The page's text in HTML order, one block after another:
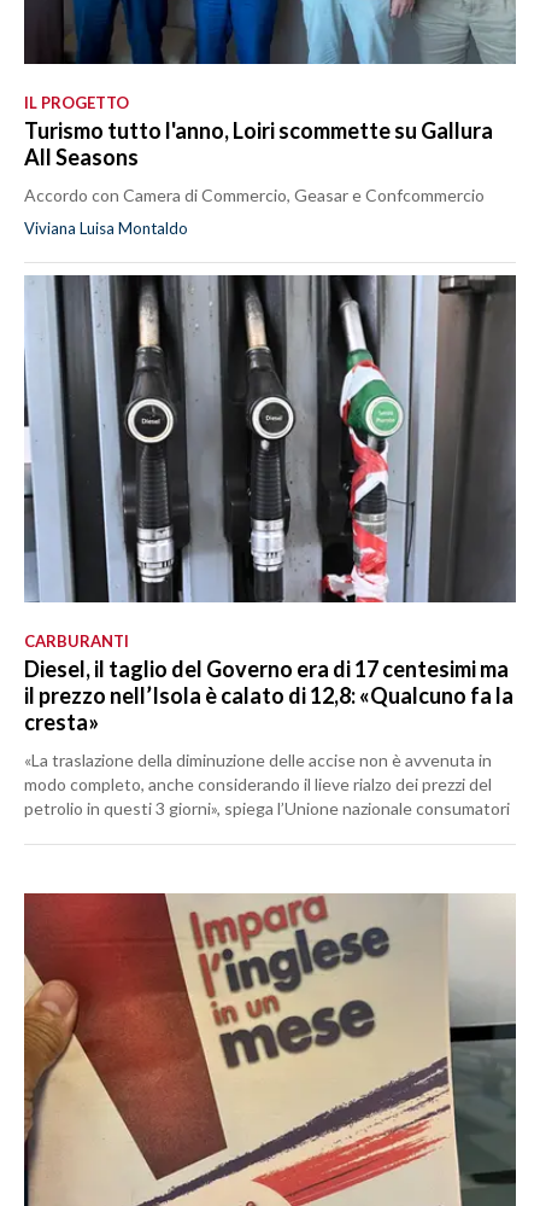
IL PROGETTO
Turismo tutto l'anno, Loiri scommette su Gallura
All Seasons
Accordo con Camera di Commercio, Geasar e Confcommercio
Viviana Luisa Montaldo
CARBURANTI
Diesel, il taglio del Governo era di 17 centesimi ma
il prezzo nell’Isola è calato di 12,8: «Qualcuno fa la
cresta»
«La traslazione della diminuzione delle accise non è avvenuta in
modo completo, anche considerando il lieve rialzo dei prezzi del
petrolio in questi 3 giorni», spiega l’Unione nazionale consumatori